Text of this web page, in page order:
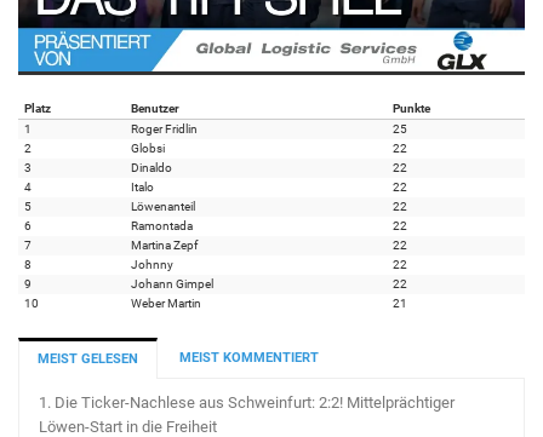
Platz Benutzer
Punkte
1
Roger Fridlin
25
2
Globsi
22
3
Dinaldo
22
4
Italo
22
5
Löwenanteil
22
6
Ramontada
22
7
Martina Zepf
22
8
Johnny
22
9
Johann Gimpel
22
10
Weber Martin 21
MEIST GELESEN MEIST KOMMENTIERT
1. Die Ticker-Nachlese aus Schweinfurt: 2:2! Mittelprächtiger
Löwen-Start in die Freiheit